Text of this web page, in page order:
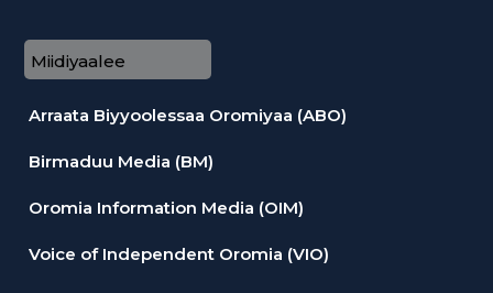
Miidiyaalee
Arraata Biyyoolessaa Oromiyaa (ABO)
Birmaduu Media (BM)
Oromia Information Media (OIM)
Voice of Independent Oromia (VIO)